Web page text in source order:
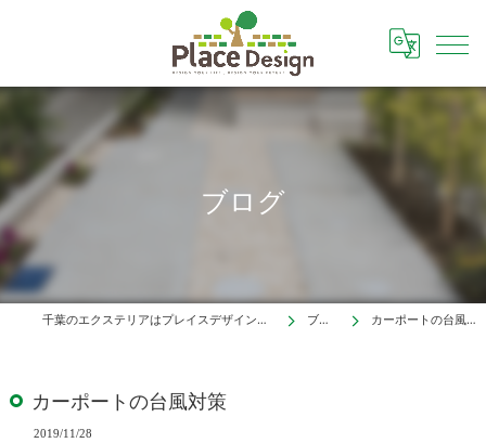
ブログ
千葉のエクステリアはプレイスデザイン株式会社 ブログ カーポートの台風対策
カーポートの台風対策
2019/11/28